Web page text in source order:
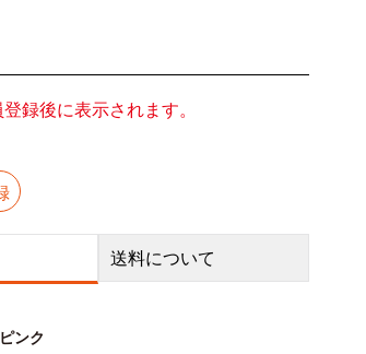
録後に表示されます。
送料について
ンク